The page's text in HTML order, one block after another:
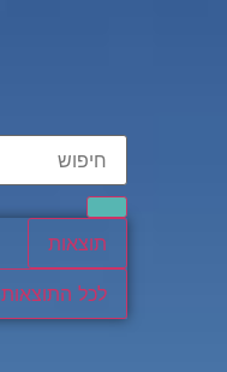
תוצאות
לכל התוצאות